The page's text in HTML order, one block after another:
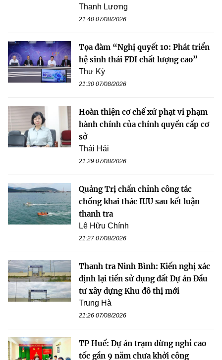
Thanh Lương
21:40 07/08/2026
Tọa đàm “Nghị quyết 10: Phát triển
hệ sinh thái FDI chất lượng cao”
Thư Kỳ
21:30 07/08/2026
Hoàn thiện cơ chế xử phạt vi phạm
hành chính của chính quyền cấp cơ
sở
Thái Hải
21:29 07/08/2026
Quảng Trị chấn chỉnh công tác
chống khai thác IUU sau kết luận
thanh tra
Lê Hữu Chính
21:27 07/08/2026
Thanh tra Ninh Bình: Kiến nghị xác
định lại tiền sử dụng đất Dự án Đầu
tư xây dựng Khu đô thị mới
Trung Hà
21:26 07/08/2026
TP Huế: Dự án trạm dừng nghỉ cao
tốc gần 9 năm chưa khởi công